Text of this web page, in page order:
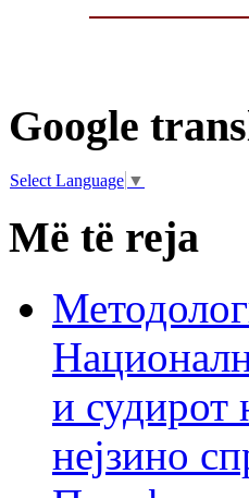
Google
Select Language ▼
Më të reja
и судирот
нејзино